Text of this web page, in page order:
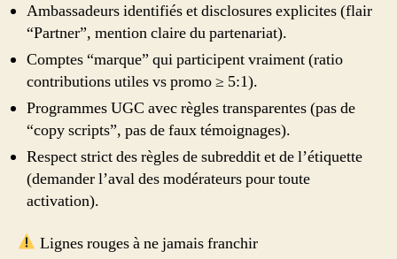
Ambassadeurs identifiés et disclosures explicites (flair
“Partner”, mention claire du partenariat).
Comptes “marque” qui participent vraiment (ratio
contributions utiles vs promo ≥ 5:1).
Programmes UGC avec règles transparentes (pas de
“copy scripts”, pas de faux témoignages).
Respect strict des règles de subreddit et de l’étiquette
(demander l’aval des modérateurs pour toute
activation).
Lignes rouges à ne jamais franchir